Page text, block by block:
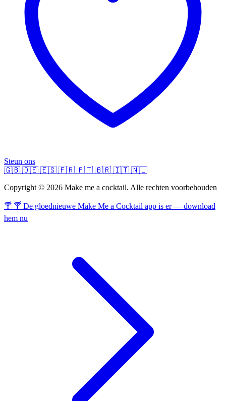
Steun ons
🇬🇧 🇩🇪 🇪🇸 🇫🇷 🇵🇹 🇧🇷 🇮🇹 🇳🇱
Copyright © 2026 Make me a cocktail. Alle rechten voorbehouden
🍸 🍸 De gloednieuwe Make Me a Cocktail app is er — download
hem nu